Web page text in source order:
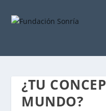
¿TU
MUNDO?